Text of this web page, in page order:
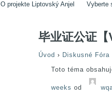
O projekte Liptovský Anjel Vyberte
毕业证公证
Úvod › Diskusné Fóra
Toto téma
weeks od